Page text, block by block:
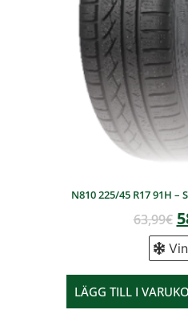
N810 225/45 R17 91H –
63,99€
LÄGG TILL I